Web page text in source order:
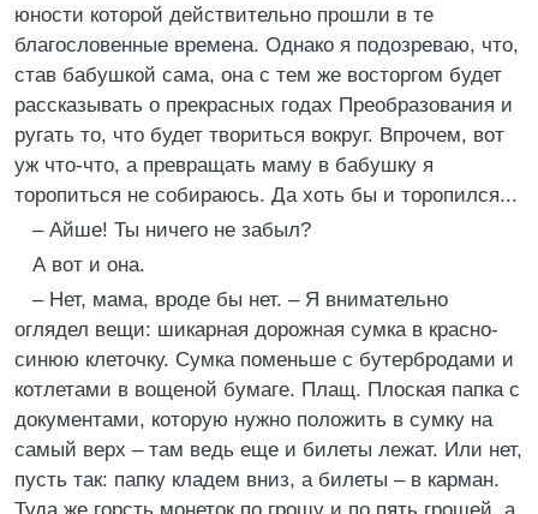
юности которой действительно прошли в те
благословенные времена. Однако я подозреваю, что,
став бабушкой сама, она с тем же восторгом будет
рассказывать о прекрасных годах Преобразования и
ругать то, что будет твориться вокруг. Впрочем, вот
уж что-что, а превращать маму в бабушку я
торопиться не собираюсь. Да хоть бы и торопился...
– Айше! Ты ничего не забыл?
А вот и она.
– Нет, мама, вроде бы нет. – Я внимательно
оглядел вещи: шикарная дорожная сумка в красно-
синюю клеточку. Сумка поменьше с бутербродами и
котлетами в вощеной бумаге. Плащ. Плоская папка с
документами, которую нужно положить в сумку на
самый верх – там ведь еще и билеты лежат. Или нет,
пусть так: папку кладем вниз, а билеты – в карман.